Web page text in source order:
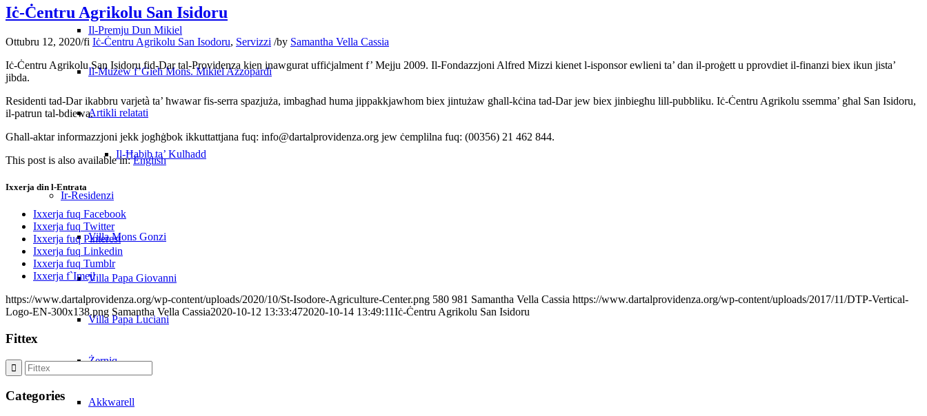
Il-Premju Dun Mikiel
Il-Mużew f’Ġieħ Mons. Mikiel Azzopardi
Artikli relatati
Il-Ħabib ta’ Kulħadd
Ir-Residenzi
Villa Mons Gonzi
Villa Papa Giovanni
Villa Papa Luciani
Żerniq
Akkwarell
Iċ-Ċentru Agrikolu San Isidoru
Ottubru 12, 2020/fi Iċ-Ċentru Agrikolu San Isodoru, Servizzi /by Samantha Vella Cassia
Iċ-Ċentru Agrikolu San Isidoru fid-Dar tal-Providenza kien inawgurat uffiċjalment f’ Mejju 2009. Il-Fondazzjoni Alfred Mizzi kienet l-isponsor ewlieni ta’ dan il-proġett u pprovdiet il-finanzi biex ikun jista’
jibda.
Residenti tad-Dar ikabbru varjetà ta’ ħwawar fis-serra spazjuża, imbagħad huma jippakkjawhom biex jintużaw għall-kċina tad-Dar jew biex jinbiegħu lill-pubbliku. Iċ-Ċentru Agrikolu ssemma’ għal San Isidoru,
il-patrun tal-bdiewa.
Għall-aktar informazzjoni jekk jogħġbok ikkuttattjana fuq: info@dartalprovidenza.org jew ċemplilna fuq: (00356) 21 462 844.
This post is also available in:English
Ixxerja din l-Entrata
Ixxerja fuq Facebook
Ixxerja fuq Twitter
Ixxerja fuq Pinterest
Ixxerja fuq Linkedin
Ixxerja fuq Tumblr
Ixxerja f`Imejl
https://www.dartalprovidenza.org/wp-content/uploads/2020/10/St-Isodore-Agriculture-Center.png 580 981 Samantha Vella Cassia https://www.dartalprovidenza.org/wp-content/uploads/2017/11/DTP-Vertical-
Logo-EN-300x138.png Samantha Vella Cassia2020-10-12 13:33:472020-10-14 13:49:11Iċ-Ċentru Agrikolu San Isidoru
Fittex
Categories